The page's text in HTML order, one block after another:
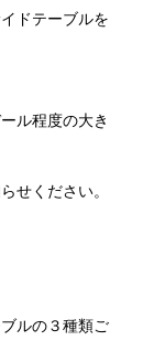
ドテーブルを
ル程度の大き
せください。
ルの３種類ご